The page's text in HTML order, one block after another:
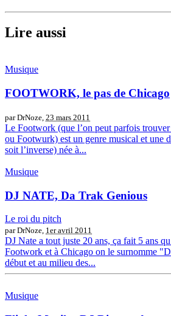
Lire aussi
Musique
FOOTWORK, le pas de Chicago
par DrNoze, 23 mars 2011
Le Footwork (que l’on peut parfois
ou Footwurk) est un genre musical et une
soit l’inverse) née à...
Musique
DJ NATE, Da Trak Genious
Le roi du pitch
par DrNoze, 1er avril 2011
DJ Nate a tout juste 20 ans, ça fait 5 ans
Footwork et à Chicago on le surnomme
début et au milieu des...
Musique